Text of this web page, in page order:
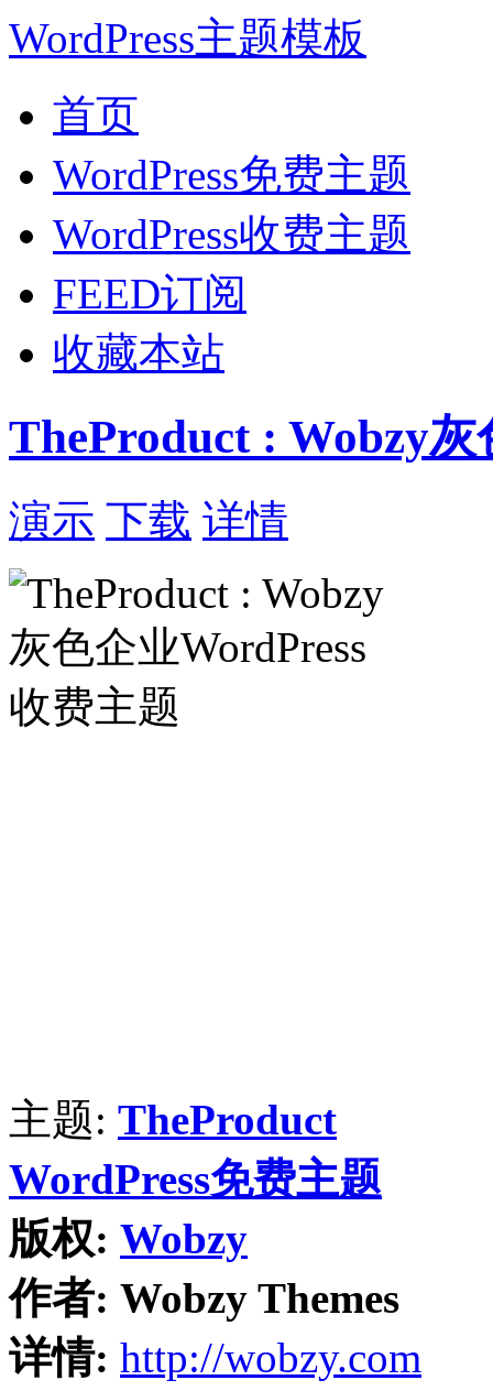
WordPress主题模板
首页
WordPress免费主题
WordPress收费主题
FEED订阅
收藏本站
TheProduct : Wobzy
演示 下载 详情
主题: TheProduct
WordPress免费主题
版权: Wobzy
作者: Wobzy Themes
详情: http://wobzy.com